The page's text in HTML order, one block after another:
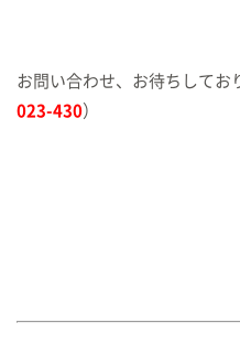
お問い合わせ、お待ちしてお
023-430）